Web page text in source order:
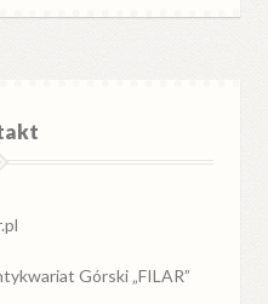
Górski „FILAR”